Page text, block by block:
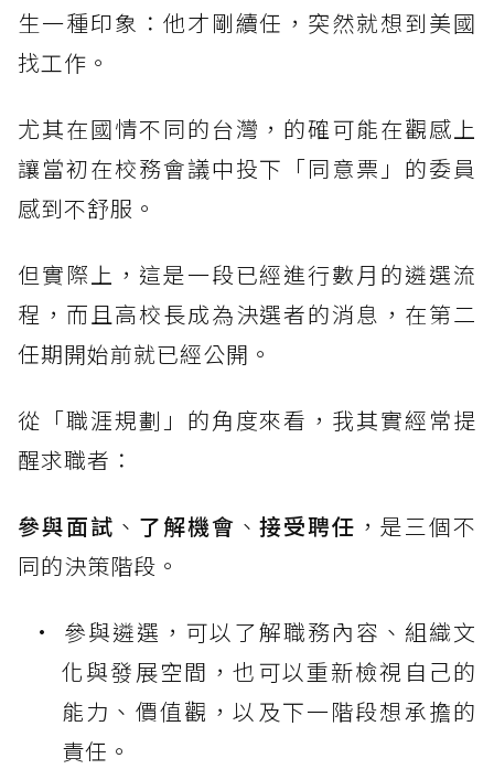
生一種印象：他才剛續任，突然就想到美國
找工作。
尤其在國情不同的台灣，的確可能在觀感上
讓當初在校務會議中投下「同意票」的委員
感到不舒服。
但實際上，這是一段已經進行數月的遴選流
程，而且高校長成為決選者的消息，在第二
任期開始前就已經公開。
從「職涯規劃」的角度來看，我其實經常提
醒求職者：
參與面試 、 了解機會 、接受聘任 ，是三個不
同的決策階段。
參與遴選，可以了解職務內容、組織文
化與發展空間，也可以重新檢視自己的
能力、價值觀，以及下一階段想承擔的
責任。